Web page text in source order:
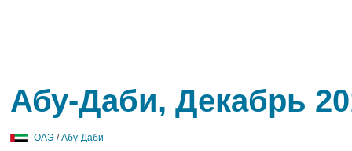
Абу-Даби, Декабрь
ОАЭ /Абу-Даби